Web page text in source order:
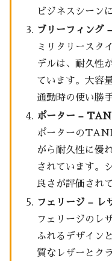
ビジネスシーン
ブリーフィン
ミリタリースタ
デルは、耐久性
ています。大容
通勤時の使い勝
ポーター –
ポーターの
がら耐久性に優
されています。
良さが評価され
フェリージ – レ
フェリージのレ
ふれるデザイン
質なレザーとク